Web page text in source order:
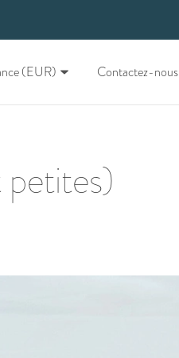
(EUR) Contactez-nous